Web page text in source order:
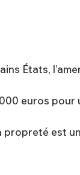
États,
euros
est